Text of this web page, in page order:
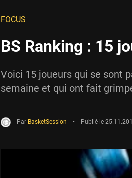
FOCUS
BS Ranking : 15
Voici 15 joueurs qui se sont
semaine et qui ont fait
Par BasketSession • Publié le